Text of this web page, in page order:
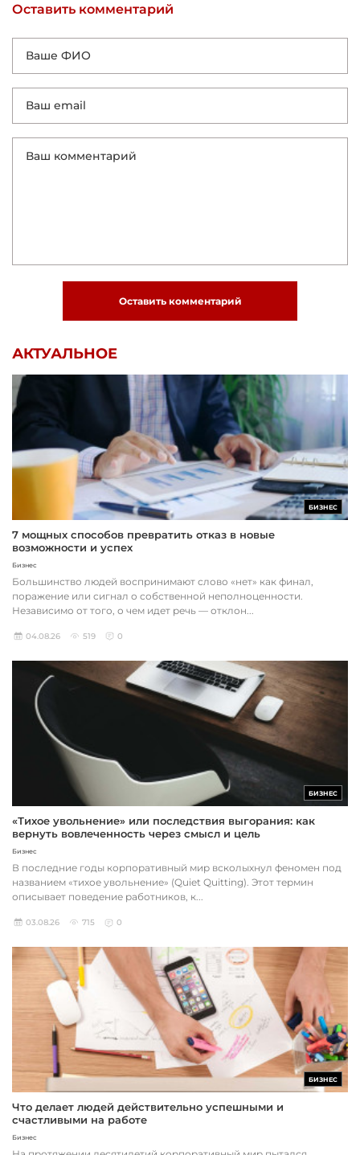
Оставить комментарий
Оставить комментарий
АКТУАЛЬНОЕ
БИЗНЕС
7 мощных способов превратить отказ в новые
возможности и успех
Бизнес
Большинство людей воспринимают слово «нет» как финал,
поражение или сигнал о собственной неполноценности.
Независимо от того, о чем идет речь — отклон...
04.08.26 519 0
БИЗНЕС
«Тихое увольнение» или последствия выгорания: как
вернуть вовлеченность через смысл и цель
Бизнес
В последние годы корпоративный мир всколыхнул феномен под
названием «тихое увольнение» (Quiet Quitting). Этот термин
описывает поведение работников, к...
03.08.26 715 0
БИЗНЕС
Что делает людей действительно успешными и
счастливыми на работе
Бизнес